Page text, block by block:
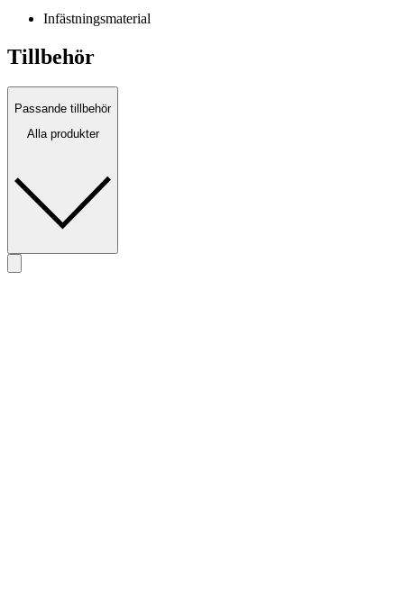
Infästningsmaterial
Tillbehör
Passande tillbehör
Alla produkter